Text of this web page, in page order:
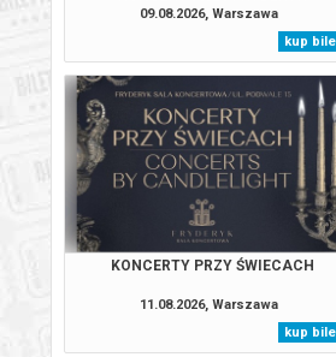
Warszawa
Warszawa
Warszawa
Warszawa
Warszawa
09.08.2026, Warszawa
kup
KONCERTY PRZY ŚWIECACH
11.08.2026, Warszawa
kup